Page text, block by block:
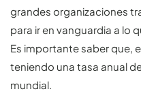
grandes organizaciones
para ir en vanguardia a lo
Es importante saber que,
teniendo una tasa anual
mundial.